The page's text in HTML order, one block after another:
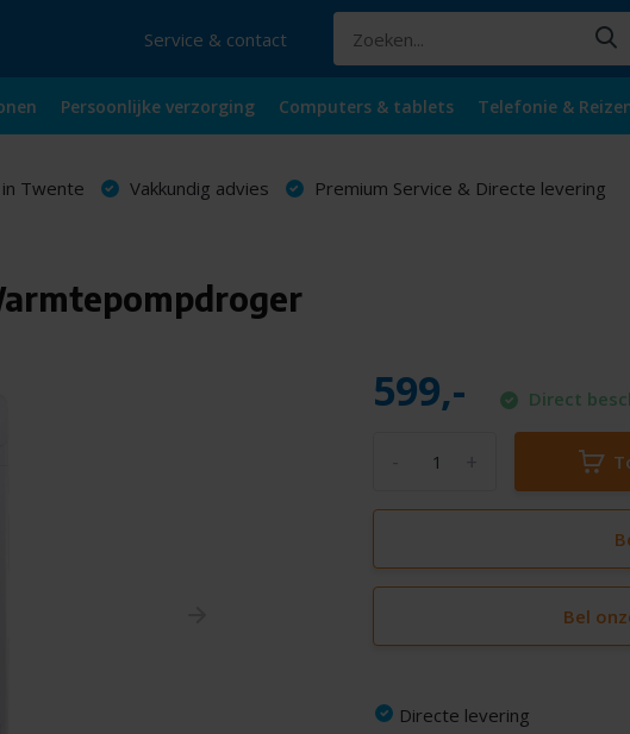
Service & contact
Persoonlijke verzorging Computers & tablets Telefonie &
Twente Vakkundig advies Premium Service & Directe levering
599,- Direct
Bel
Directe levering